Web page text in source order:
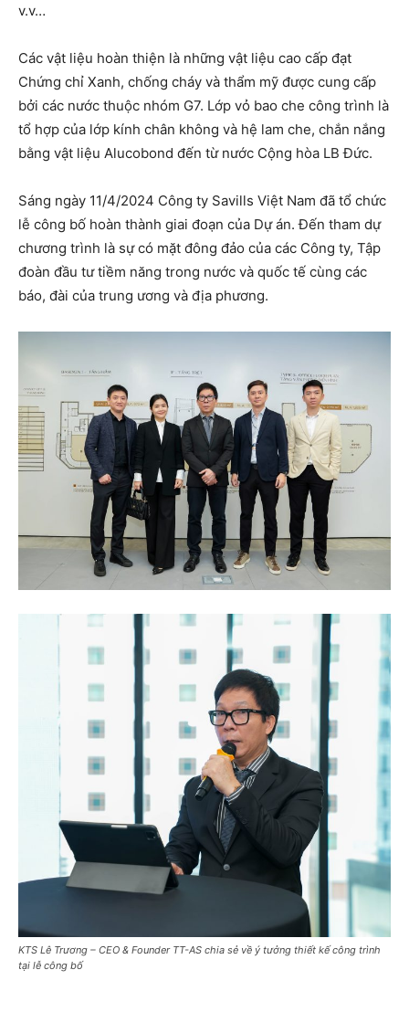
v.v…
Các vật liệu hoàn thiện là những vật liệu cao cấp đạt
Chứng chỉ Xanh, chống cháy và thẩm mỹ được cung cấp
bởi các nước thuộc nhóm G7. Lớp vỏ bao che công trình là
tổ hợp của lớp kính chân không và hệ lam che, chắn nắng
bằng vật liệu Alucobond đến từ nước Cộng hòa LB Đức.
Sáng ngày 11/4/2024 Công ty Savills Việt Nam đã tổ chức
lễ công bố hoàn thành giai đoạn của Dự án. Đến tham dự
chương trình là sự có mặt đông đảo của các Công ty, Tập
đoàn đầu tư tiềm năng trong nước và quốc tế cùng các
báo, đài của trung ương và địa phương.
KTS Lê Trương – CEO & Founder TT-AS chia sẻ về ý tưởng thiết kế công trình
tại lễ công bố